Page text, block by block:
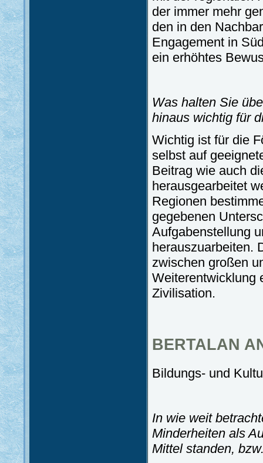
der immer mehr
den in den
Engagement in
ein erhöhtes
Was halten Sie
hinaus wichtig für
Wichtig ist für die
selbst auf
Beitrag wie auch
herausgearbeitet
Regionen
gegebenen
Aufgabenstellung
herauszuarbeiten.
zwischen großen
Weiterentwicklung
Zivilisation.
BERTALAN
Bildungs- und
In wie weit
Minderheiten als
Mittel standen,